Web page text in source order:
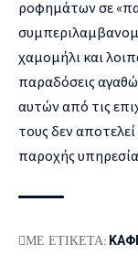
ροφημάτων σε
χαμομήλι και
παραδόσεις
αυτών από τις
τους δεν
παροχής
ΜΕ ΕΤΙΚΕΤΑ: